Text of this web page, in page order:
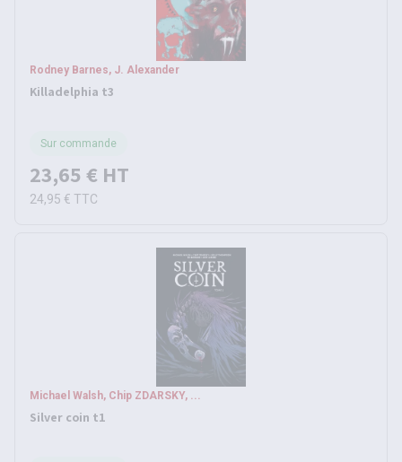
Rodney Barnes, J. Alexander
Killadelphia t3
Sur commande
23,65 € HT
24,95 € TTC
Michael Walsh, Chip ZDARSKY, ...
Silver coin t1